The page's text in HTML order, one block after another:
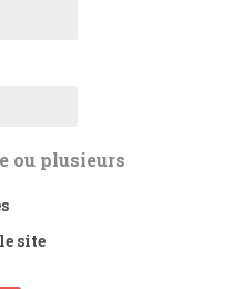
ou plusieurs
site